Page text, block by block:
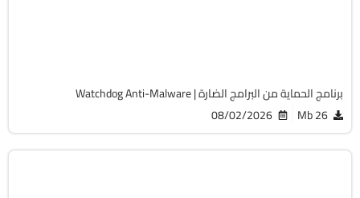
برنامج الحماية من البرامج الضارة | Watchdog Anti-Malware
26 Mb
08/02/2026